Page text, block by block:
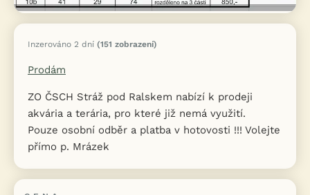
Inzerováno 2 dní (151 zobrazení)
Prodám
ZO ČSCH Stráž pod Ralskem nabízí k prodeji
akvária a terária, pro které již nemá využití.
Pouze osobní odběr a platba v hotovosti !!! Volejte
přímo p. Mrázek